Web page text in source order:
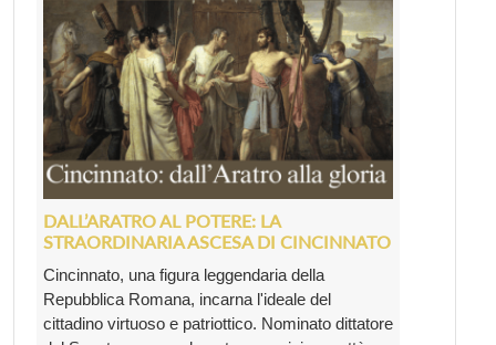
DALL’ARATRO AL POTERE: LA
STRAORDINARIA ASCESA DI CINCINNATO
Cincinnato, una figura leggendaria della
Repubblica Romana, incarna l'ideale del
cittadino virtuoso e patriottico. Nominato dittatore